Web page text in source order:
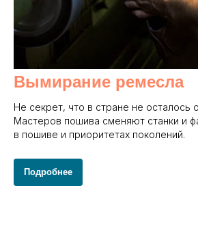
Вымирание ремесла
Не секрет, что в стране не осталось
Мастеров пошива сменяют станки и
в пошиве и приоритетах поколений.
Подробнее